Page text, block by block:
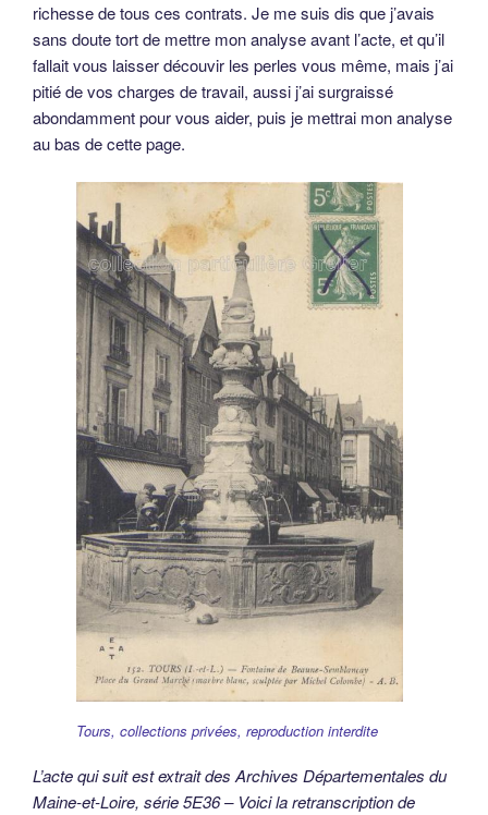
richesse de tous ces contrats. Je me suis dis que j’avais
sans doute tort de mettre mon analyse avant l’acte, et qu’il
fallait vous laisser découvir les perles vous même, mais j’ai
pitié de vos charges de travail, aussi j’ai surgraissé
abondamment pour vous aider, puis je mettrai mon analyse
au bas de cette page.
Tours, collections privées, reproduction interdite
L’acte qui suit est extrait des Archives Départementales du
Maine-et-Loire, série 5E36 – Voici la retranscription de